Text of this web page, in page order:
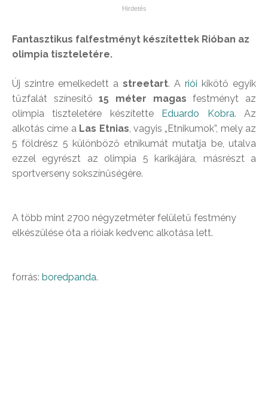
Fantasztikus falfestményt készítettek Rióban az
olimpia tiszteletére.
Új szintre emelkedett a streetart. A riói kikötő egyik
tűzfalát színesítő15 méter magas festményt az
olimpia tiszteletére készítette
Eduardo Kobra. Az
alkotás címe a Las Etnias, vagyis „Etnikumok”, mely az
5 földrész 5 különböző etnikumát mutatja be, utalva
ezzel egyrészt az olimpia 5 karikájára, másrészt a
sportverseny sokszínűségére.
A több mint 2700 négyzetméter felületű festmény
elkészülése óta a rióiak kedvenc alkotása lett.
forrás: boredpanda.